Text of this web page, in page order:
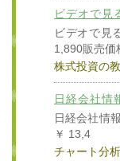
ビデオで見
ビデオで見
1,890販売価
株式投資の
日経会社
日経会社情
￥ 13,4
チャート分